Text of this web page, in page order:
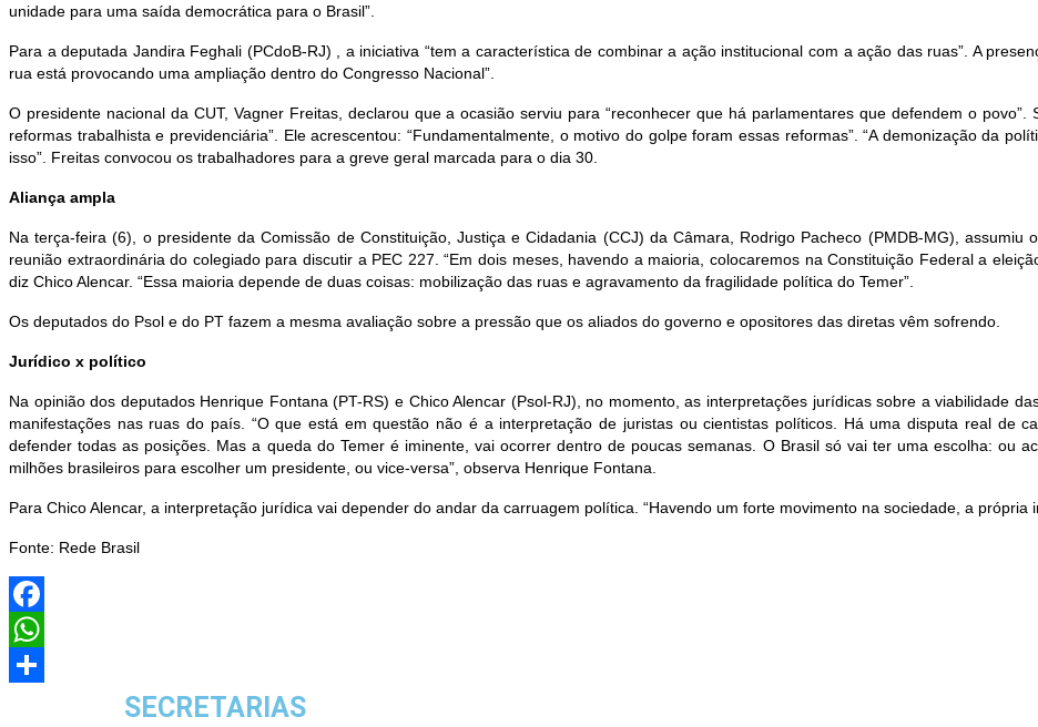
unidade para uma saída democrática para o Brasil”.
Para a deputada Jandira Feghali (PCdoB-RJ) , a iniciativa “tem a característica de combinar a ação institucional com a ação das ruas”. A
rua está provocando uma ampliação dentro do Congresso Nacional”.
O presidente nacional da CUT, Vagner Freitas, declarou que a ocasião serviu para “reconhecer que há parlamentares que defendem o
reformas trabalhista e previdenciária”. Ele acrescentou: “Fundamentalmente, o motivo do golpe foram essas reformas”. “A demonização da
isso”. Freitas convocou os trabalhadores para a greve geral marcada para o dia 30.
Aliança ampla
Na terça-feira (6), o presidente da Comissão de Constituição, Justiça e Cidadania (CCJ) da Câmara, Rodrigo Pacheco (PMDB-MG),
reunião extraordinária do colegiado para discutir a PEC 227. “Em dois meses, havendo a maioria, colocaremos na Constituição Federal a
diz Chico Alencar. “Essa maioria depende de duas coisas: mobilização das ruas e agravamento da fragilidade política do Temer”.
Os deputados do Psol e do PT fazem a mesma avaliação sobre a pressão que os aliados do governo e opositores das diretas vêm sofrendo.
Jurídico x político
Na opinião dos deputados Henrique Fontana (PT-RS) e Chico Alencar (Psol-RJ), no momento, as interpretações jurídicas sobre a viabilidade
manifestações nas ruas do país. “O que está em questão não é a interpretação de juristas ou cientistas políticos. Há uma disputa real de
defender todas as posições. Mas a queda do Temer é iminente, vai ocorrer dentro de poucas semanas. O Brasil só vai ter uma escolha: ou
milhões brasileiros para escolher um presidente, ou vice-versa”, observa Henrique Fontana.
Para Chico Alencar, a interpretação jurídica vai depender do andar da carruagem política. “Havendo um forte movimento na sociedade, a
Fonte: Rede Brasil
Facebook
WhatsApp
SECRETARIAS